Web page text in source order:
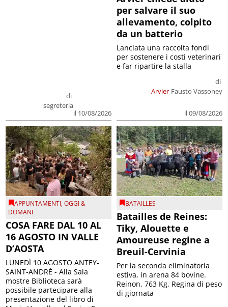
di
segreteria
il 10/08/2026
per salvare il suo
allevamento, colpito
da un batterio
Arvier
di
Fausto Vassoney
il 09/08/2026
Lanciata una raccolta fondi
per sostenere i costi veterinari
e far ripartire la stalla
APPUNTAMENTI,OGGI &
DOMANI
COSA FARE DAL 10 AL
16 AGOSTO IN VALLE
D’AOSTA
LUNEDÌ 10 AGOSTO ANTEY-
SAINT-ANDRÉ - Alla Sala
mostre Biblioteca sarà
possibile partecipare alla
presentazione del libro di
BATAILLES
Batailles de Reines:
Tiky, Alouette e
Amoureuse regine a
Breuil-Cervinia
Per la seconda eliminatoria
estiva, in arena 84 bovine.
Reinon, 763 Kg, Regina di peso
di giornata